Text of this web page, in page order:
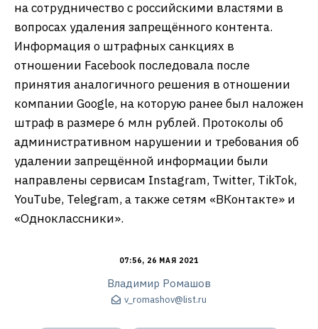
на сотрудничество с российскими властями в
вопросах удаления запрещённого контента.
Информация о штрафных санкциях в
отношении Facebook последовала после
принятия аналогичного решения в отношении
компании Google, на которую ранее был наложен
штраф в размере 6 млн рублей. Протоколы об
административном нарушении и требования об
удалении запрещённой информации были
направлены сервисам Instagram, Twitter, TikTok,
YouTube, Telegram, а также сетям «ВКонтакте» и
«Однокласcники».
07:56, 26 МАЯ 2021
Владимир Ромашов
v_romashov@list.ru